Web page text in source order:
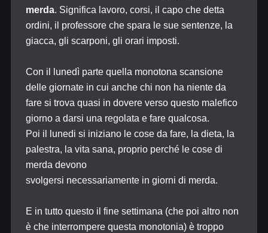
merda. Significa lavoro, corsi, il capo che detta
ordini, il professore che spara le sue sentenze, la
giacca, gli scarponi, gli orari imposti.
Con il lunedì parte quella monotona scansione
delle giornate in cui anche chi non ha niente da
fare si trova quasi in dovere verso questo malefico
giorno a darsi una regolata e fare qualcosa.
Poi il lunedi si iniziano le cose da fare, la dieta, la
palestra, la vita sana, proprio perché le cose di
merda devono
svolgersi necessariamente in giorni di merda.
E in tutto questo il fine settimana (che poi altro non
è che interrompere questa monotonia) è troppo